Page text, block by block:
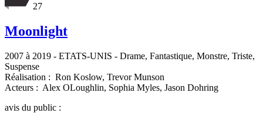
27
Moonlight
2007 à 2019 - ETATS-UNIS - Drame, Fantastique, Monstre, Triste,
Suspense
Réalisation : Ron Koslow, Trevor Munson
Acteurs : Alex OLoughlin, Sophia Myles, Jason Dohring
avis du public :